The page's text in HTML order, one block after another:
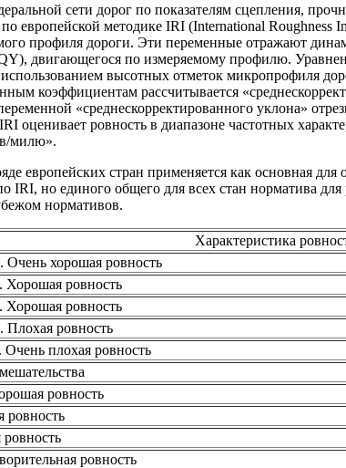
сети дорог по показателям сцепления,
европейской методике IRI (International
профиля дороги. Эти переменные отражают
двигающегося по измеряемому профилю.
высотных отметок микропрофиля
коэффициентам рассчитывается
«среднескорректированного уклона»
оценивает ровность в диапазоне частотных
милю».
европейских стран применяется как основная
IRI, но единого общего для всех стан норматива
нормативов.
Характеристика
Очень хорошая ровность
Хорошая ровность
Хорошая ровность
Плохая ровность
Очень плохая ровность
ровность
ровность
ровность